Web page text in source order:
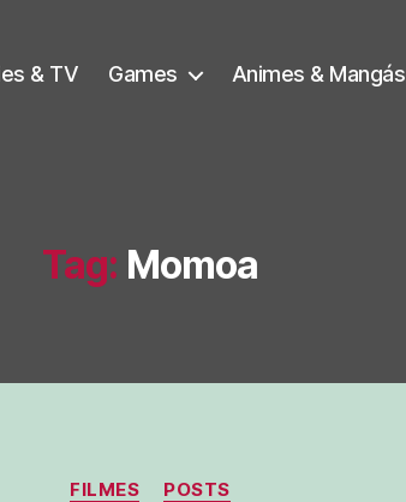
& TV Games Animes & Mangás
Tag: Momoa
Categorias
FILMES POSTS